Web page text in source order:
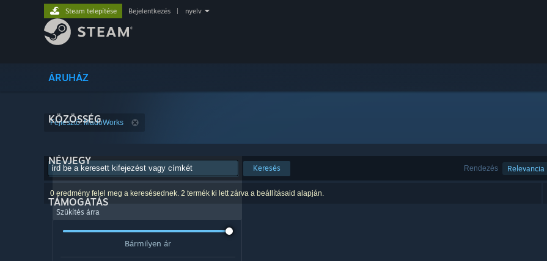
ÁRUHÁZ
KÖZÖSSÉG
NÉVJEGY
TÁMOGATÁS
Steam telepítése Bejelentkezés nyelv
Fejlesztő: MadoWorks
Rendezés Relevancia
Keresés
0 eredmény felel meg a keresésednek. 2 termék ki lett zárva a beállításaid alapján.
Szűkítés árra
Bármilyen ár